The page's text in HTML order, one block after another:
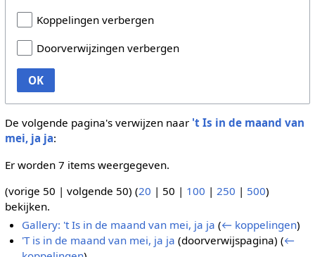
Koppelingen verbergen
Doorverwijzingen verbergen
OK
De volgende pagina's verwijzen naar 't Is in de maand van
mei, ja ja:
Er worden 7 items weergegeven.
(vorige 50 | volgende 50) (20 | 50 | 100 | 250 | 500)
bekijken.
Gallery: 't Is in de maand van mei, ja ja (← koppelingen)
'T is in de maand van mei, ja ja (doorverwijspagina)(←